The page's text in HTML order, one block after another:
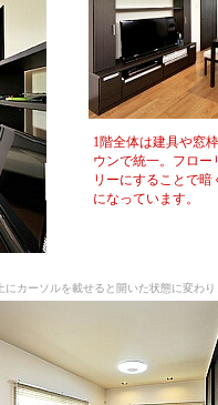
1階全体は建具や窓
ウンで統一。フロー
リーにすることで
になっています。
にカーソルを載せると開いた状態に変わり